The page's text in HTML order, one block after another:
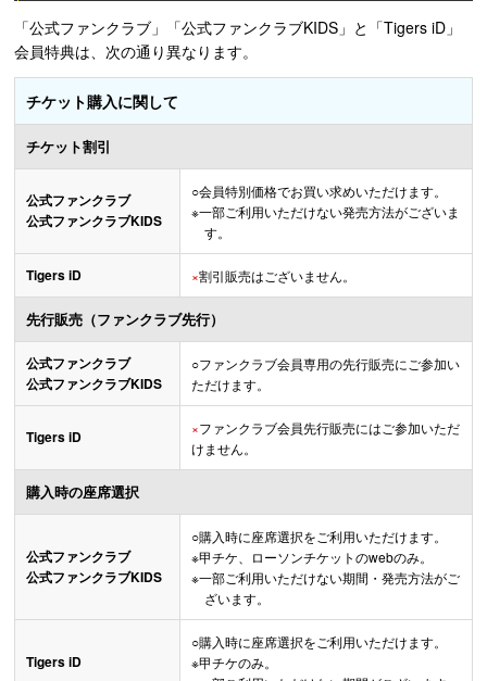
「公式ファンクラブ」「公式ファンクラブKIDS」と「Tigers iD」
会員特典は、次の通り異なります。
チケット購入に関して
チケット割引
公式ファンクラブ
公式ファンクラブKIDS
○会員特別価格でお買い求めいただけます。
※一部ご利用いただけない発売方法がございま
す。
Tigers iD ×割引販売はございません。
先行販売（ファンクラブ先行）
公式ファンクラブ
公式ファンクラブKIDS
○ファンクラブ会員専用の先行販売にご参加い
ただけます。
Tigers iD ×ファンクラブ会員先行販売にはご参加いただ
けません。
購入時の座席選択
公式ファンクラブ
公式ファンクラブKIDS
○購入時に座席選択をご利用いただけます。
※甲チケ、ローソンチケットのwebのみ。
※一部ご利用いただけない期間・発売方法がご
ざいます。
Tigers iD
○購入時に座席選択をご利用いただけます。
※甲チケのみ。